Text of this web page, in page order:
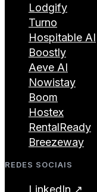
Lodgify
Turno
Hospitable AI
Boostly
Aeve AI
Nowistay
Boom
Hostex
RentalReady
Breezeway
REDES SOCIAIS
LinkedIn ↗